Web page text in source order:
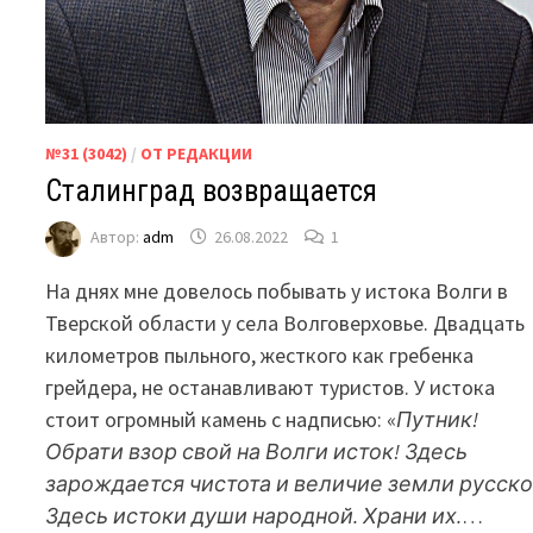
№31 (3042) / ОТ РЕДАКЦИИ
Сталинград возвращается
Автор:adm 26.08.2022 1
На днях мне довелось побывать у истока Волги в
Тверской области у села Волговерховье. Двадцать
километров пыльного, жесткого как гребенка
грейдера, не останавливают туристов. У истока
стоит огромный камень с надписью: «Путник!
Обрати взор свой на Волги исток! Здесь
зарождается чистота и величие земли
Здесь истоки души народной. Храни их.…